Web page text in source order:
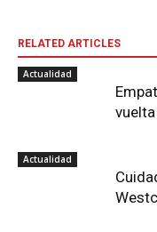
RELATED ARTICLES
Actualidad
Actualidad